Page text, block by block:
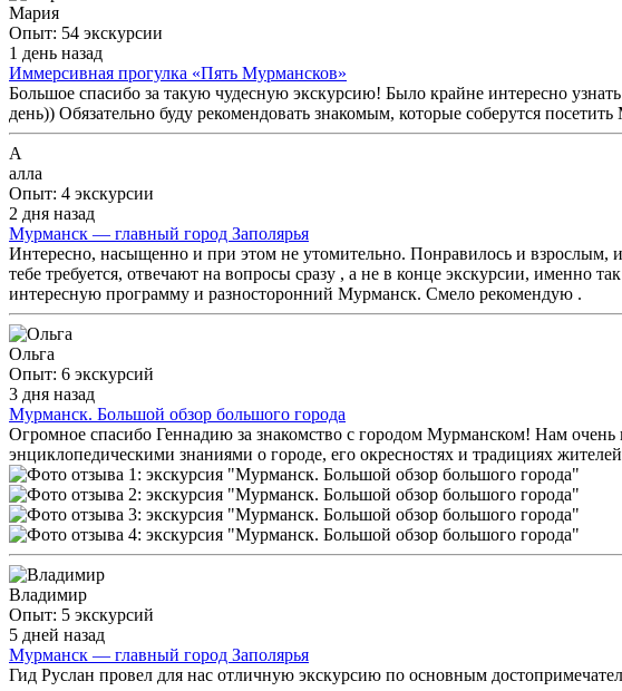
Мария
Опыт: 54 экскурсии
1 день назад
Иммерсивная прогулка «Пять Мурмансков»
Большое спасибо за такую чудесную экскурсию! Было крайне интересно
день)) Обязательно буду рекомендовать знакомым, которые соберутся
А
алла
Опыт: 4 экскурсии
2 дня назад
Мурманск — главный город Заполярья
Интересно, насыщенно и при этом не утомительно. Понравилось и взрослым,
тебе требуется, отвечают на вопросы сразу , а не в конце экскурсии, именно
интересную программу и разносторонний Мурманск. Смело рекомендую .
Ольга
Опыт: 6 экскурсий
3 дня назад
Мурманск. Большой обзор большого города
Огромное спасибо Геннадию за знакомство с городом Мурманском! Нам очень
энциклопедическими знаниями о городе, его окресностях и традициях
Владимир
Опыт: 5 экскурсий
5 дней назад
Мурманск — главный город Заполярья
Гид Руслан провел для нас отличную экскурсию по основным